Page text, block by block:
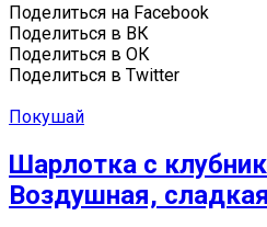
Поделиться на Facebook
Поделиться в ВК
Поделиться в ОК
Поделиться в Twitter
Покушай
Шарлотка с
Воздушная,